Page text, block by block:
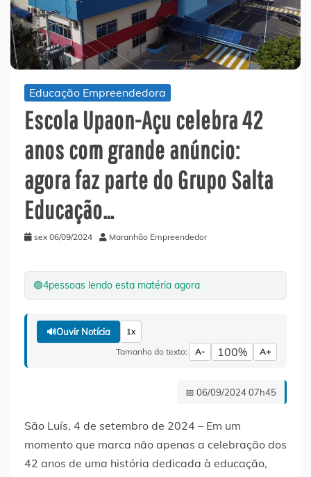
Educação Empreendedora
Escola Upaon-Açu celebra 42
anos com grande anúncio:
agora faz parte do Grupo Salta
Educação…
sex 06/09/2024 Maranhão Empreendedor
🟢4pessoas lendo esta matéria agora
🔊Ouvir Notícia 1x
Tamanho do texto: A- 100% A+
📅 06/09/2024 07h45
São Luís, 4 de setembro de 2024 – Em um
momento que marca não apenas a celebração dos
42 anos de uma história dedicada à educação,